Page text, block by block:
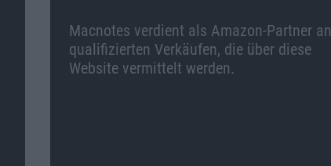
Macnotes verdient als Amazon-Partner an
qualifizierten Verkäufen, die über diese
Website vermittelt werden.